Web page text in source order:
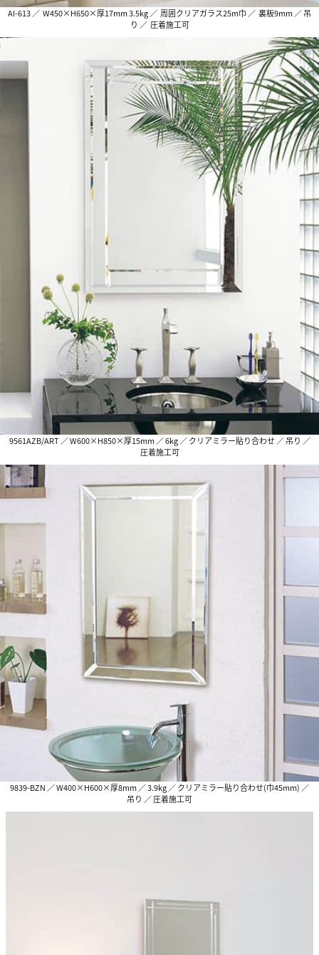
AI-613 ／ W450×H650×厚17mm 3.5kg ／ 周囲クリアガラス25m巾 ／ 裏板9mm ／ 吊
り ／ 圧着施工可
9561AZB/ART ／ W600×H850×厚15mm ／ 6kg ／ クリアミラー貼り合わせ ／ 吊り ／
圧着施工可
9839-BZN ／ W400×H600×厚8mm ／ 3.9kg ／ クリアミラー貼り合わせ(巾45mm) ／
吊り ／ 圧着施工可